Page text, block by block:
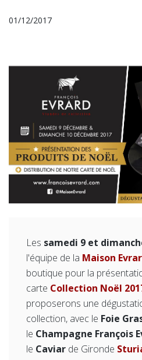
01/12/2017
Les samedi 9 et
l'équipe de la Maison
boutique pour la
carte Collection Noël
proposerons une
collection, avec le Foie
le Champagne François
le Caviar de Gironde